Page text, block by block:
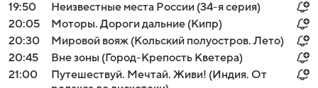
19:50
Неизвестные места России (34-я серия)
20:05
Моторы. Дороги дальние (Кипр)
20:30
Мировой вояж (Кольский полуостров. Лето)
20:45
Вне зоны (Город-Крепость Кветера)
21:00
Путешествуй. Мечтай. Живи! (Индия. От